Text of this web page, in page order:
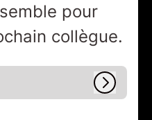
pour
collègue.